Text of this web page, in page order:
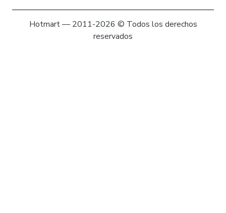
Hotmart — 2011-2026 © Todos los derechos
reservados